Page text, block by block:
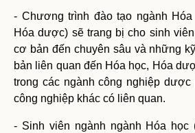
- Chương trình đào tạo ngành Hóa
Hóa dược) sẽ trang bị cho sinh
cơ bản đến chuyên sâu và những
bản liên quan đến Hóa học, Hóa
trong các ngành công nghiệp dược
công nghiệp khác có liên quan.
- Sinh viên ngành ngành Hóa học